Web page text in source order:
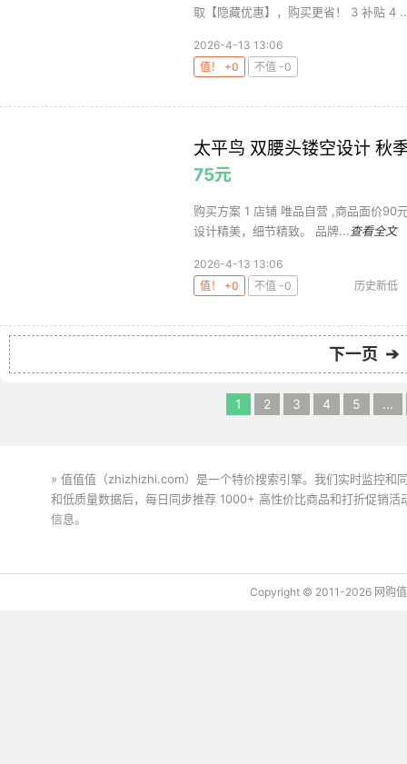
取【隐藏优惠】，购买更省！ 3 补贴 4
2026-4-13 13:06
值！ +0
不值 -0
太平鸟 双腰头镂空设计 秋
75元
购买方案 1 店铺 唯品自营 ,商品面价90
设计精美，细节精致。 品牌... 查看全文
2026-4-13 13:06
值！ +0
不值 -0 历史新低
下一页 ➔
1 2 3 4 5 ...
» 值值值（zhizhizhi.com）是一个特价搜索引擎。我们实时监控和
和低质量数据后，每日同步推荐 1000+ 高性价比商品和打折促销
信息。
Copyright © 2011-2026 网购